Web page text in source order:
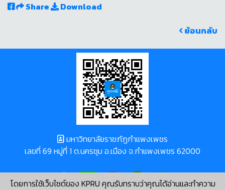
Share
Download
ย้อนกลับ
โดยการใช้เว็บไซต์ของ KPRU คุณรับทราบว่าคุณได้อ่านและทำความ
มหาวิทยาลัยราชภัฏกำแพงเพชร
เลขที่ 69 หมู่ที่ 1 ต.นครชุม อ.เมือง จ.กำแพงเพชร 62000